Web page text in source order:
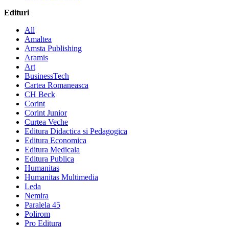
Edituri
All
Amaltea
Amsta Publishing
Aramis
Art
BusinessTech
Cartea Romaneasca
CH Beck
Corint
Corint Junior
Curtea Veche
Editura Didactica si Pedagogica
Editura Economica
Editura Medicala
Editura Publica
Humanitas
Humanitas Multimedia
Leda
Nemira
Paralela 45
Polirom
Pro Editura